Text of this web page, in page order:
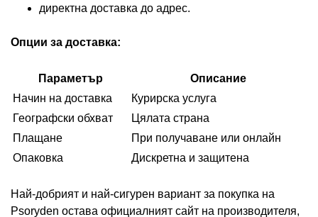
директна доставка до адрес.
Опции за доставка:
Параметър
Описание
Начин на доставка
Курирска услуга
Географски обхват
Цялата страна
Плащане
При получаване или онлайн
Опаковка
Дискретна и защитена
Най-добрият и най-сигурен вариант за покупка на
Psoryden остава официалният сайт на производителя,